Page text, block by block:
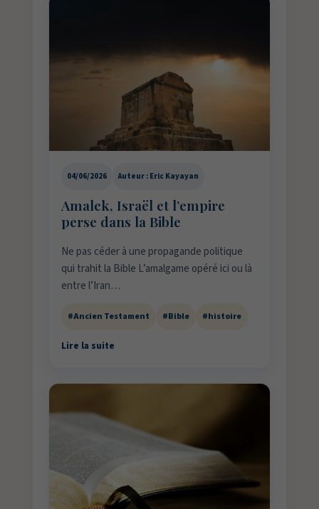
04/06/2026 Auteur : Eric Kayayan
Amalek, Israël et l’empire
perse dans la Bible
Ne pas céder à une propagande politique
qui trahit la Bible L’amalgame opéré ici ou là
entre l’Iran…
#Ancien Testament #Bible #histoire
Lire la suite